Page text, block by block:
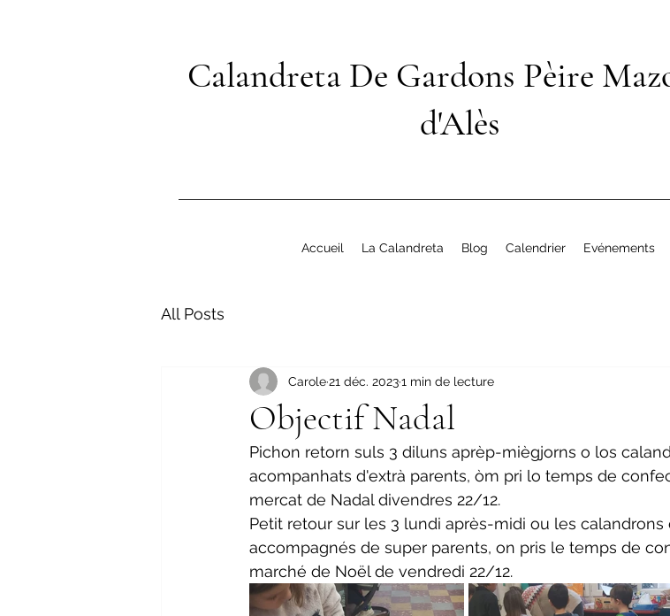
Calandreta De Gardons Pèire
d'Alès
Accueil La Calandreta Blog Calendrier Evénements
All Posts
Objectif Nadal
Carole21 déc. 20231 min de lecture
Pichon retorn suls 3 diluns aprèp-miègjorns o los
acompanhats d'extrà parents, òm pri lo temps de
mercat de Nadal divendres 22/12.
Petit retour sur les 3 lundi après-midi ou les calandrons
accompagnés de super parents, on pris le temps de
marché de Noël de vendredi 22/12.